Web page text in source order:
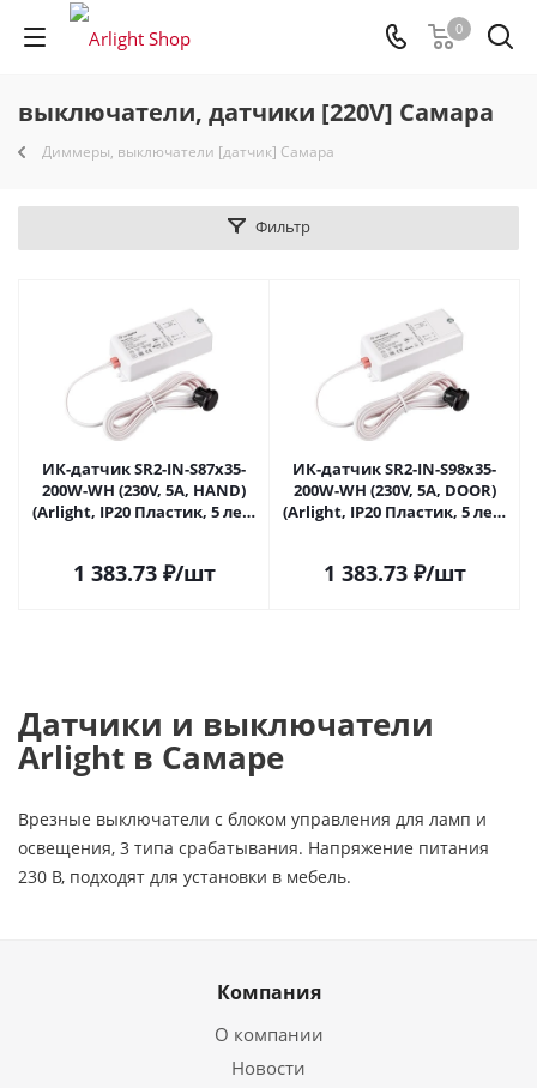
0
выключатели, датчики [220V] Самара
Диммеры, выключатели [датчик] Самара
Фильтр
ИК-датчик SR2-IN-S87x35-
200W-WH (230V, 5A, HAND)
(Arlight, IP20 Пластик, 5 лет)
1 383.73₽/шт
ИК-датчик SR2-IN-S98x35-
200W-WH (230V, 5A, DOOR)
(Arlight, IP20 Пластик, 5 лет)
1 383.73₽/шт
Датчики и выключатели
Arlight в Самаре
Врезные выключатели с блоком управления для ламп и
освещения, 3 типа срабатывания. Напряжение питания
230 В, подходят для установки в мебель.
Компания
О компании
Новости